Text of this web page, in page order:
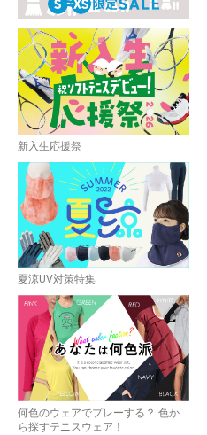
お買い物を続ける
新入生応援祭
夏涼UV対策特集
何色のウェアでプレーする？ 色か
ら探すテニスウェア！